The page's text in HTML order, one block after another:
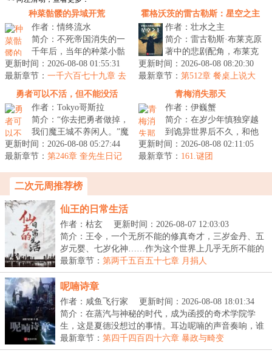
种菜骷髅的异域开荒
作者：情终流水
简介：不死帝国消失的一
千年后，当年的种菜小骷
髅依旧在耕种着他的农
场，直到召唤通道重新开
启。“你们饿...
更新时间：2026-08-08 01:55:31
最新章节： 一千六百七十九章 去
虚空支柱
霍格沃茨的雷古勒斯：星空之主
作者：壮水之主
简介：雷古勒斯·布莱克原
著中的悲剧配角，布莱克
家族的好儿子，伏地魔的
早期牺牲品。年，他重新
睁开眼，...
更新时间：2026-08-08 08:20:30
最新章节： 第512章 餐桌上说大
勇者可以不活，但不能没活
作者：Tokyo哥斯拉
简介：“你去把勇者做掉，
我们魔王城不养闲人。”魔
王对召唤来的穿越者下了
命令。在这个异世界，每
更新时间：2026-08-08 05:27:44
最新章节： 第246章 奎先生日记
人知的.....
青梅消失那天
作者：伊巍蟹
简介：在岁少年慎独穿越
到诡异世界后不久，和他
一同穿越而来、刚答应了
他的告白的青梅突然离奇
更新时间：2026-08-08 02:11:05
最新章节： 161.谜团
二次元周推荐榜
仙王的日常生活
作者：枯玄
更新时间：2026-08-07 12:03:03
简介：王令，一个无所不能的修真奇才，三岁金丹、五
岁元婴、七岁化神……作为这个世界上几乎无所不能的
存...
最新章节： 第两千五百五十七章 月捐人
呢喃诗章
作者：咸鱼飞行家
更新时间：2026-08-08 18:01:34
简介：在蒸汽与神秘的时代，成为函授的奇术学院学
生，这是夏德没想过的事情。耳边呢喃的声音奏响，谁
人在...
最新章节： 第四千四百四十六章 暴政与畸变